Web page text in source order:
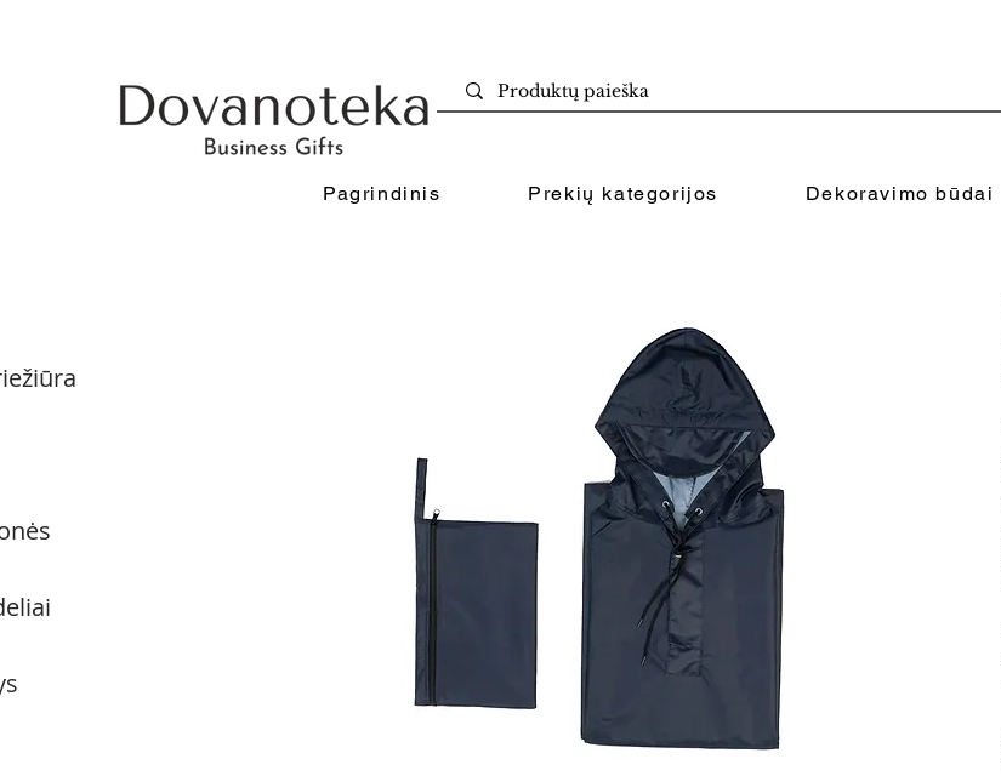
Pagrindinis Prekių kategorijos Dekoravimo būdai